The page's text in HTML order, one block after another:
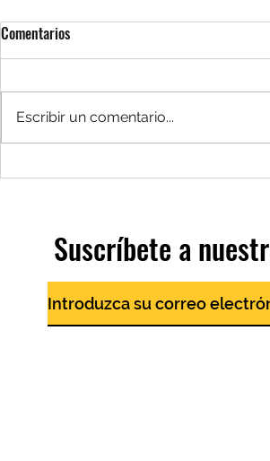
Comentarios
Escribir un comentario...
Suscríbete a